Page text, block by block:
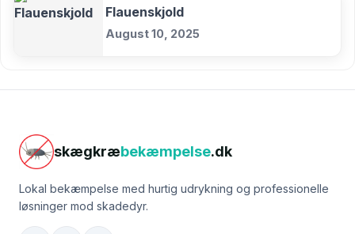
Flauenskjold
August 10, 2025
skægkræbekæmpelse.dk
Lokal bekæmpelse med hurtig udrykning og professionelle
løsninger mod skadedyr.